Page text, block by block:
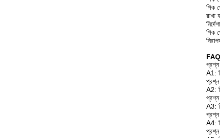
পিক
রাখা
পিক
প্রশ্ন
A1:
A2:
A3:
প্রশ্ন
A4: